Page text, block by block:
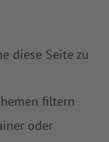
diese Seite zu
filtern
oder